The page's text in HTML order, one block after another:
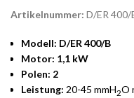
Artikelnummer: D/ER 400/
Modell: D/ER 400/B
Motor: 1,1 kW
Polen: 2
Leistung: 20-45 mmH2O